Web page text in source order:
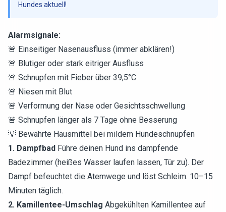
Hundes aktuell!
Alarmsignale:
🚨 Einseitiger Nasenausfluss (immer abklären!)
🚨 Blutiger oder stark eitriger Ausfluss
🚨 Schnupfen mit Fieber über 39,5°C
🚨 Niesen mit Blut
🚨 Verformung der Nase oder Gesichtsschwellung
🚨 Schnupfen länger als 7 Tage ohne Besserung
💡 Bewährte Hausmittel bei mildem Hundeschnupfen
1. Dampfbad Führe deinen Hund ins dampfende
Badezimmer (heißes Wasser laufen lassen, Tür zu). Der
Dampf befeuchtet die Atemwege und löst Schleim. 10–15
Minuten täglich.
2. Kamillentee-Umschlag Abgekühlten Kamillentee auf